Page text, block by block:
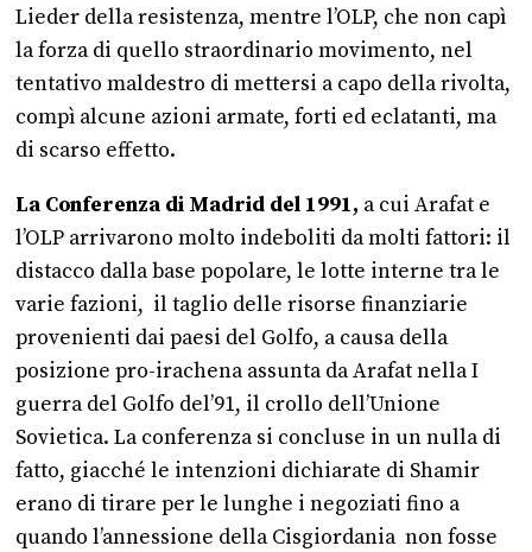
Lieder della resistenza, mentre l’OLP, che non capì
la forza di quello straordinario movimento, nel
tentativo maldestro di mettersi a capo della rivolta,
compì alcune azioni armate, forti ed eclatanti, ma
di scarso effetto.
La Conferenza di Madrid del 1991, a cui Arafat e
l’OLP arrivarono molto indeboliti da molti fattori: il
distacco dalla base popolare, le lotte interne tra le
varie fazioni, il taglio delle risorse finanziarie
provenienti dai paesi del Golfo, a causa della
posizione pro-irachena assunta da Arafat nella I
guerra del Golfo del’91, il crollo dell’Unione
Sovietica. La conferenza si concluse in un nulla di
fatto, giacché le intenzioni dichiarate di Shamir
erano di tirare per le lunghe i negoziati fino a
quando l’annessione della Cisgiordania non fosse